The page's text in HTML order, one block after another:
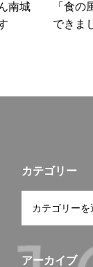
南城
「食
できま
カテゴリー
アーカイブ